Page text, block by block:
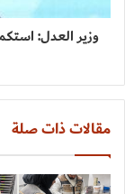
وزير العدل:
مقالات ذات صلة